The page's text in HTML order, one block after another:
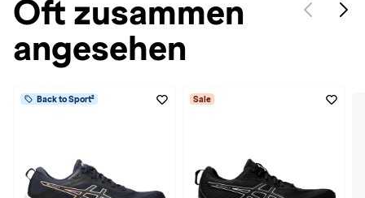
Oft zusammen
angesehen
Back to Sport² Sale